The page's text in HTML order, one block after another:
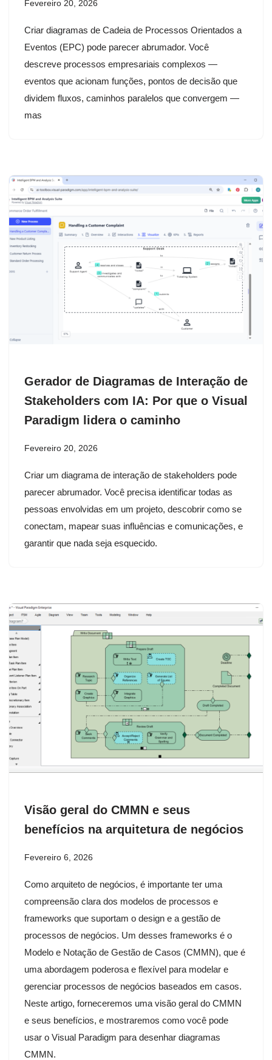
Fevereiro 20, 2026
Criar diagramas de Cadeia de Processos Orientados a
Eventos (EPC) pode parecer abrumador. Você
descreve processos empresariais complexos —
eventos que acionam funções, pontos de decisão que
dividem fluxos, caminhos paralelos que convergem —
mas
Gerador de Diagramas de Interação de
Stakeholders com IA: Por que o Visual
Paradigm lidera o caminho
Fevereiro 20, 2026
Criar um diagrama de interação de stakeholders pode
parecer abrumador. Você precisa identificar todas as
pessoas envolvidas em um projeto, descobrir como se
conectam, mapear suas influências e comunicações, e
garantir que nada seja esquecido.
Visão geral do CMMN e seus
benefícios na arquitetura de negócios
Fevereiro 6, 2026
Como arquiteto de negócios, é importante ter uma
compreensão clara dos modelos de processos e
frameworks que suportam o design e a gestão de
processos de negócios. Um desses frameworks é o
Modelo e Notação de Gestão de Casos (CMMN), que é
uma abordagem poderosa e flexível para modelar e
gerenciar processos de negócios baseados em casos.
Neste artigo, forneceremos uma visão geral do CMMN
e seus benefícios, e mostraremos como você pode
usar o Visual Paradigm para desenhar diagramas
CMMN.